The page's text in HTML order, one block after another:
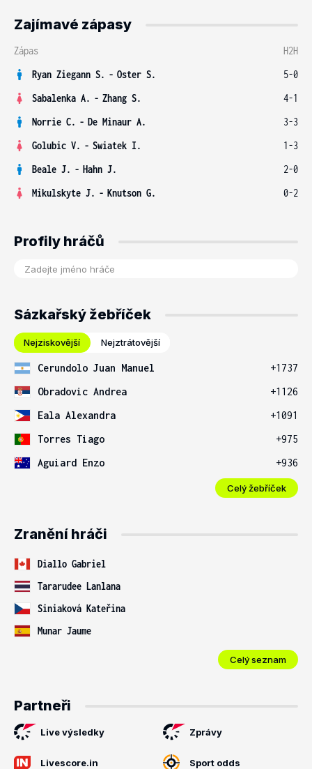
Zajímavé zápasy
Zápas
H2H
Ryan Ziegann S. - Oster S.
5-0
Sabalenka A. - Zhang S.
4-1
Norrie C. - De Minaur A.
3-3
Golubic V. - Swiatek I.
1-3
Beale J. - Hahn J.
2-0
Mikulskyte J. - Knutson G. 0-2
Profily hráčů
Sázkařský žebříček
Nejziskovější Nejztrátovější
Cerundolo Juan Manuel
+1737
Obradovic Andrea
+1126
Eala Alexandra
+1091
Torres Tiago
+975
Aguiard Enzo
+936
Celý žebříček
Zranění hráči
Diallo Gabriel
Tararudee Lanlana
Siniaková Kateřina
Munar Jaume
Celý seznam
Partneři
Live výsledky Zprávy
Livescore.in Sport odds